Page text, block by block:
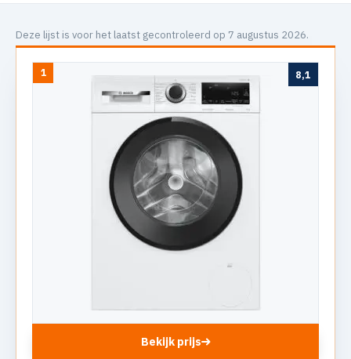
Deze lijst is voor het laatst gecontroleerd op 7 augustus 2026.
1 8,1
Bekijk prijs